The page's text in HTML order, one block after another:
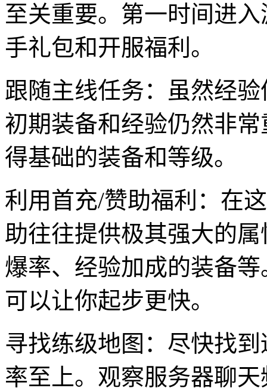
至关重要。第一时间进
手礼包和开服福利。
跟随主线任务：虽然经
初期装备和经验仍然非
得基础的装备和等级。
利用首充/赞助福利：在
助往往提供极其强大的
爆率、经验加成的装备
可以让你起步更快。
寻找练级地图：尽快找
率至上。观察服务器聊